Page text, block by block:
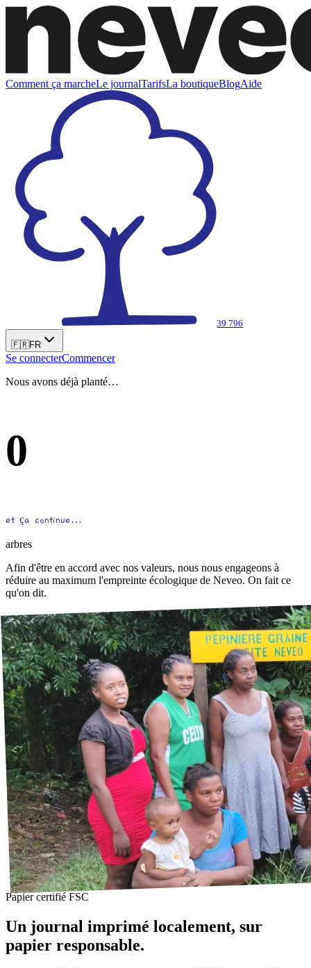
Comment ça marcheLe journalTarifsLa boutiqueBlogAide
39 796
🇫🇷FR
Se connecterCommencer
Nous avons déjà planté…
0
et ça continue…
arbres
Afin d'être en accord avec nos valeurs, nous nous engageons à
réduire au maximum l'empreinte écologique de Neveo. On fait ce
qu'on dit.
Papier certifié FSC
Un journal imprimé localement, sur
papier responsable.